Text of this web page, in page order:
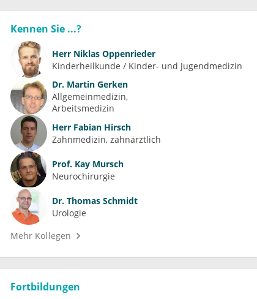
Kennen Sie ...?
Herr Niklas Oppenrieder
Kinderheilkunde / Kinder- und Jugendmedizin
Dr. Martin Gerken
Allgemeinmedizin
Arbeitsmedizin
Herr Fabian Hirsch
Zahnmedizin, zahnärztlich
Prof. Kay Mursch
Neurochirurgie
Dr. Thomas Schmidt
Urologie
Mehr Kollegen
Fortbildungen